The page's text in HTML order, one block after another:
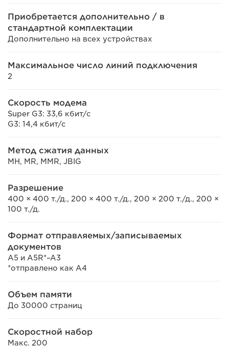
Приобретается дополнительно / в
стандартной комплектации
Дополнительно на всех устройствах
Максимальное число линий подключения
2
Скорость модема
Super G3: 33,6 кбит/с
G3: 14,4 кбит/с
Метод сжатия данных
MH, MR, MMR, JBIG
Разрешение
400 × 400 т./д., 200 × 400 т./д., 200 × 200 т./д., 200 ×
100 т./д.
Формат отправляемых/записываемых
документов
A5 и A5R*–A3
*отправлено как A4
Объем памяти
До 30000 страниц
Скоростной набор
Макс. 200